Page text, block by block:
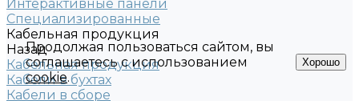
Интерактивные панели
Специализированные
Кабельная продукция
Назад
Кабельная продукция
Кабели в бухтах
Кабели в сборе
Продолжая пользоваться сайтом, вы
соглашаетесь с использованием
cookie.
Хорошо